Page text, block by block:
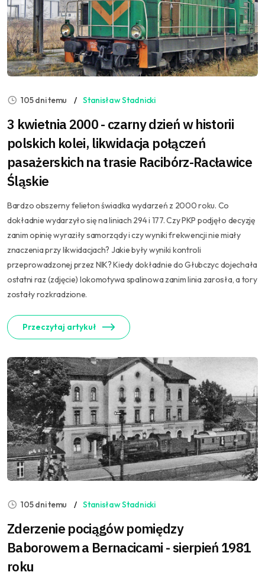
105 dni temu Stanisław Stadnicki
3 kwietnia 2000 - czarny dzień w historii
polskich kolei, likwidacja połączeń
pasażerskich na trasie Racibórz-Racławice
Śląskie
Bardzo obszerny felieton świadka wydarzeń z 2000 roku. Co
dokładnie wydarzyło się na liniach 294 i 177. Czy PKP podjęło decyzję
zanim opinię wyraziły samorządy i czy wyniki frekwencji nie miały
znaczenia przy likwidacjach? Jakie były wyniki kontroli
przeprowadzonej przez NIK? Kiedy dokładnie do Głubczyc dojechała
ostatni raz (zdjęcie) lokomotywa spalinowa zanim linia zarosła, a tory
zostały rozkradzione.
Przeczytaj artykuł
105 dni temu Stanisław Stadnicki
Zderzenie pociągów pomiędzy
Baborowem a Bernacicami - sierpień 1981
roku